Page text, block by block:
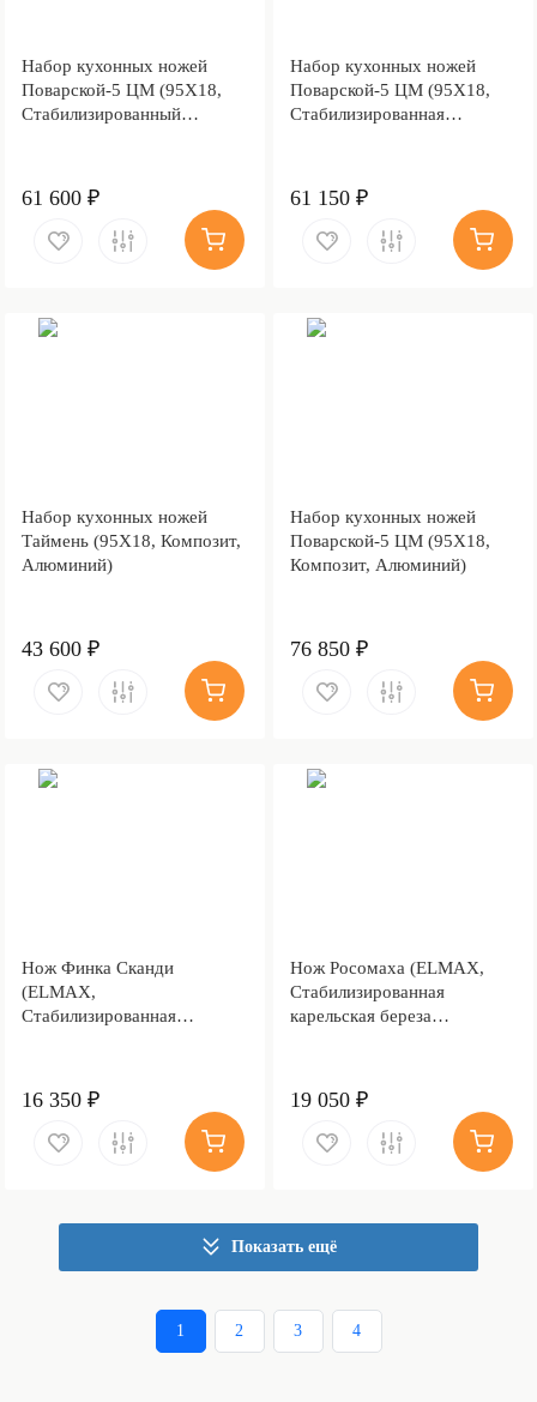
Набор кухонных ножей
Поварской-5 ЦМ (95Х18,
Стабилизированный
61 600 ₽
Набор кухонных ножей
Поварской-5 ЦМ (95Х18,
Стабилизированная
61 150 ₽
Набор кухонных ножей
Таймень (95Х18, Композит,
Алюминий)
43 600 ₽
Набор кухонных ножей
Поварской-5 ЦМ (95Х18,
Композит, Алюминий)
76 850 ₽
Нож Финка Сканди
(ELMAX,
Стабилизированная
16 350 ₽
Нож Росомаха (ELMAX,
Стабилизированная
карельская береза
19 050 ₽
Показать ещё
1 2 3 4